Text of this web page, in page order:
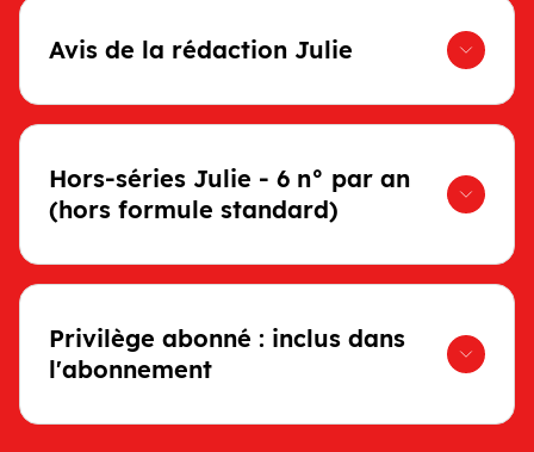
Avis de la rédaction Julie
Hors-séries Julie - 6 n° par an
(hors formule standard)
Privilège abonné : inclus dans
l'abonnement